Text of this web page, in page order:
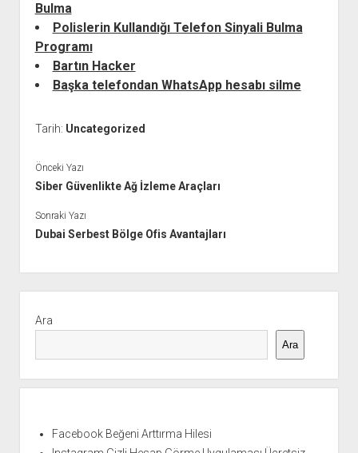
Bulma
Polislerin Kullandığı Telefon Sinyali Bulma
Programı
Bartın Hacker
Başka telefondan WhatsApp hesabı silme
Tarih: Uncategorized
Önceki Yazı
Siber Güvenlikte Ağ İzleme Araçları
Sonraki Yazı
Dubai Serbest Bölge Ofis Avantajları
Menü
Ara
Ara
Facebook Beğeni Arttırma Hilesi